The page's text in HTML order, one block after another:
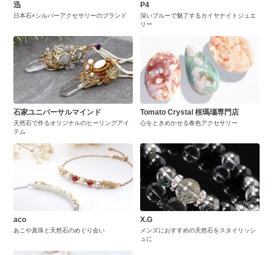
迅
日本石×シルバーアクセサリーのブランド
P4
深いブルーで魅了するカイヤナイトジュエ
リー
石家ユニバーサルマインド
天然石で作るオリジナルのヒーリングアイ
テム
Tomato Crystal 桜瑪瑙専門店
心をときめかせる春色アクセサリー
aco
あこや真珠と天然石のめぐり会い
X.G
メンズにおすすめの天然石をスタイリッシ
ュに